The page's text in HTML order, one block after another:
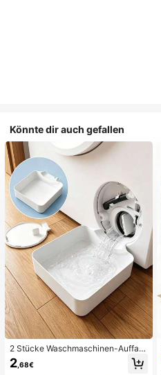
Könnte dir auch gefallen
2 Stücke Waschmaschinen-Auffan
gwanne Tropfschale, wasserdichte
Bodenschutzmatte für Waschraum,
2 ,68€